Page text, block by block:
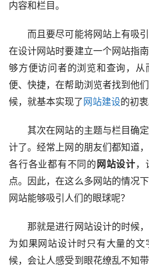
内容和栏目。
而且要尽可能将网站上有吸引
在设计网站时要建立一个网站指
够方便访问者的浏览和查询，从
便、快捷，在帮助浏览者找到他
候，就基本实现了 网站建设的初衷
其次在网站的主题与栏目确定
计了。经常上网的朋友们都知道
各行各业都有不同的 网站设计，
点。因此，在这么多网站的情况
网站能够吸引人们的眼球呢？
那就是进行网站设计的时候，
为如果网站设计时只有大量的
候，会让人感受到眼花缭乱不知